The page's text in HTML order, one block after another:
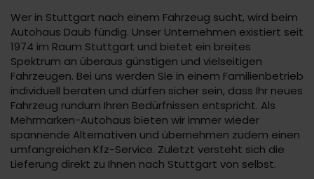
Wer in Stuttgart nach einem Fahrzeug sucht, wird beim
Autohaus Daub fündig. Unser Unternehmen existiert seit
1974 im Raum Stuttgart und bietet ein breites
Spektrum an überaus günstigen und vielseitigen
Fahrzeugen. Bei uns werden Sie in einem Familienbetrieb
individuell beraten und dürfen sicher sein, dass Ihr neues
Fahrzeug rundum Ihren Bedürfnissen entspricht. Als
Mehrmarken-Autohaus bieten wir immer wieder
spannende Alternativen und übernehmen zudem einen
umfangreichen Kfz-Service. Zuletzt versteht sich die
Lieferung direkt zu Ihnen nach Stuttgart von selbst.